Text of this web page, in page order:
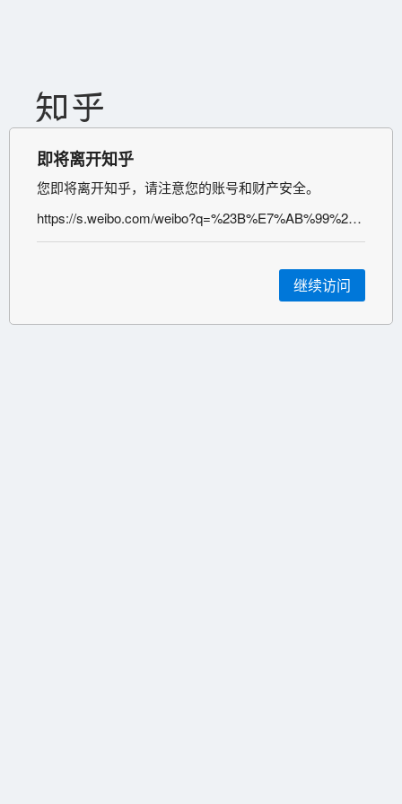
即将离开知乎
您即将离开知乎，请注意您的账号和财产安全。
https://s.weibo.com/weibo?q=%23B%E7%AB%99%23&from=default
继续访问